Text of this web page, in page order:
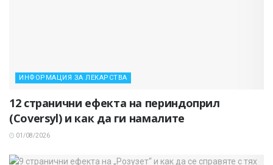
ИНФОРМАЦИЯ ЗА ЛЕКАРСТВА
12 странични ефекта на периндоприл
(Coversyl) и как да ги намалите
01/08/2026